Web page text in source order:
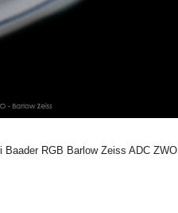
RGB Barlow Zeiss ADC ZWO